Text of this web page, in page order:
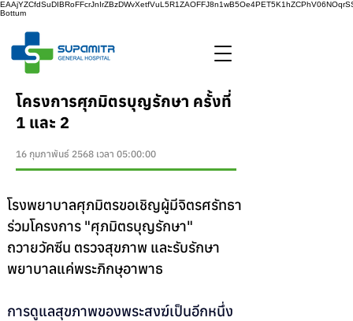
Bottum
โครงการศุภมิตรบุญรักษา ครั้งที่
1 และ 2
16 กุมภาพันธ์ 2568 เวลา 05:00:00
โรงพยาบาลศุภมิตรขอเชิญผู้มีจิตรศรัทธา
ร่วมโครงการ "ศุภมิตรบุญรักษา"
ถวายวัคซีน ตรวจสุขภาพ และรับรักษา
พยาบาลแค่พระภิกษุอาพาธ
การดูแลสุขภาพของพระสงฆ์เป็นอีกหนึ่ง